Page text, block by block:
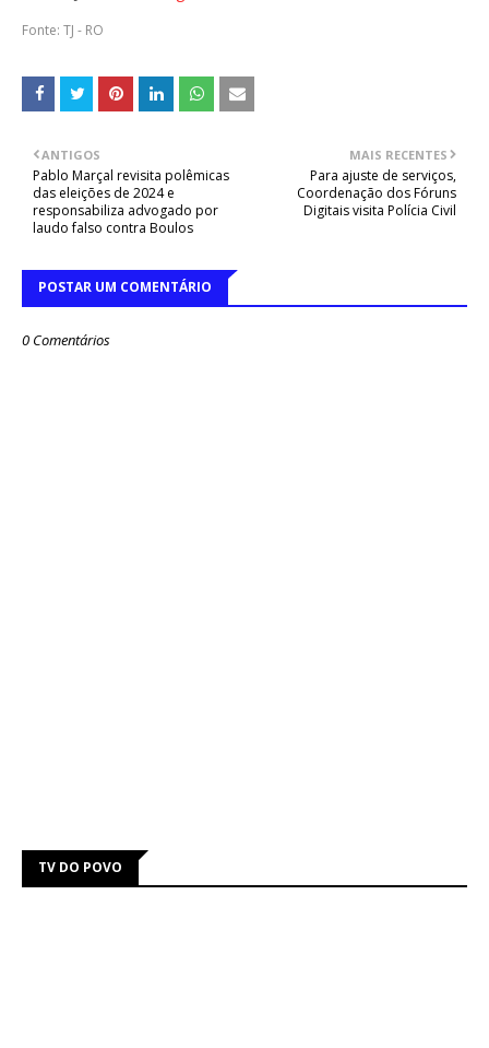
Fonte: TJ - RO
MAIS RECENTES
Para ajuste de serviços,
Coordenação dos Fóruns
Digitais visita Polícia Civil
ANTIGOS
Pablo Marçal revisita polêmicas
das eleições de 2024 e
responsabiliza advogado por
laudo falso contra Boulos
POSTAR UM COMENTÁRIO
0 Comentários
TV DO POVO